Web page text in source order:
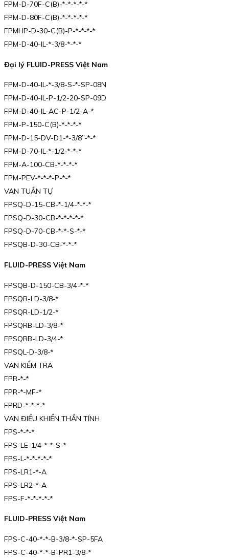
FPM-D-70F-C(B)-*-*-*-*-*
FPM-D-80F-C(B)-*-*-*-*-*
FPMHP-D-30-C(B)-P-*-*-*-*
FPM-D-40-IL-*-3/8-*-*-*
Đại lý FLUID-PRESS Việt Nam
FPM-D-40-IL-*-3/8-S-*-SP-08N
FPM-D-40-IL-P-1/2-20-SP-09D
FPM-D-40-IL-AC-P-1/2-A-*
FPM-P-150-C(B)-*-*-*-*
FPM-D-15-DV-D1-*-3/8”-*-*
FPM-D-70-IL-*-1/2-*-*-*
FPM-A-100-CB-*-*-*-*
FPM-PEV-*-*-*-P-*-*
VAN TUẦN TỰ
FPSQ-D-15-CB-*-1/4-*-*-*
FPSQ-D-30-CB-*-*-*-*-*
FPSQ-D-70-CB-*-*-S-*-*
FPSQB-D-30-CB-*-*-*
FLUID-PRESS Việt Nam
FPSQB-D-150-CB-3/4-*-*
FPSQR-LD-3/8-*
FPSQR-LD-1/2-*
FPSQRB-LD-3/8-*
FPSQRB-LD-3/4-*
FPSQL-D-3/8-*
VAN KIỂM TRA
FPR-*-*
FPR-*-MF-*
FPRD-*-*-*-*
VAN ĐIỀU KHIỂN THẦN TÍNH
FPS-*-*-*
FPS-LE-1/4-*-*-S-*
FPS-L-*-*-*-*-*
FPS-LR1-*-A
FPS-LR2-*-A
FPS-F-*-*-*-*-*
FLUID-PRESS Việt Nam
FPS-C-40-*-*-B-3/8-*-SP-5FA
FPS-C-40-*-*-B-PR1-3/8-*